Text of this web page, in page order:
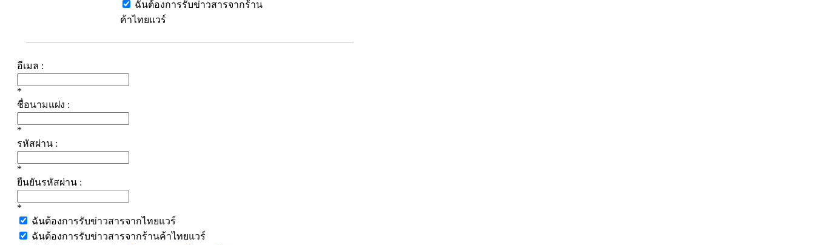
ฉันต้องการรับข่าวสารจากร้าน
ค้าไทยแวร์
อีเมล :
*
ชื่อนามแฝง :
*
รหัสผ่าน :
*
ยืนยันรหัสผ่าน :
*
ฉันต้องการรับข่าวสารจากไทยแวร์
ฉันต้องการรับข่าวสารจากร้านค้าไทยแวร์